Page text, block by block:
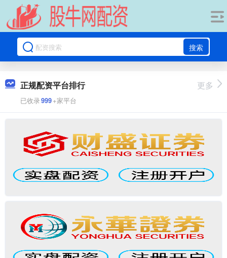
搜索
正规配资平台排行
已收录999+家平台
更多